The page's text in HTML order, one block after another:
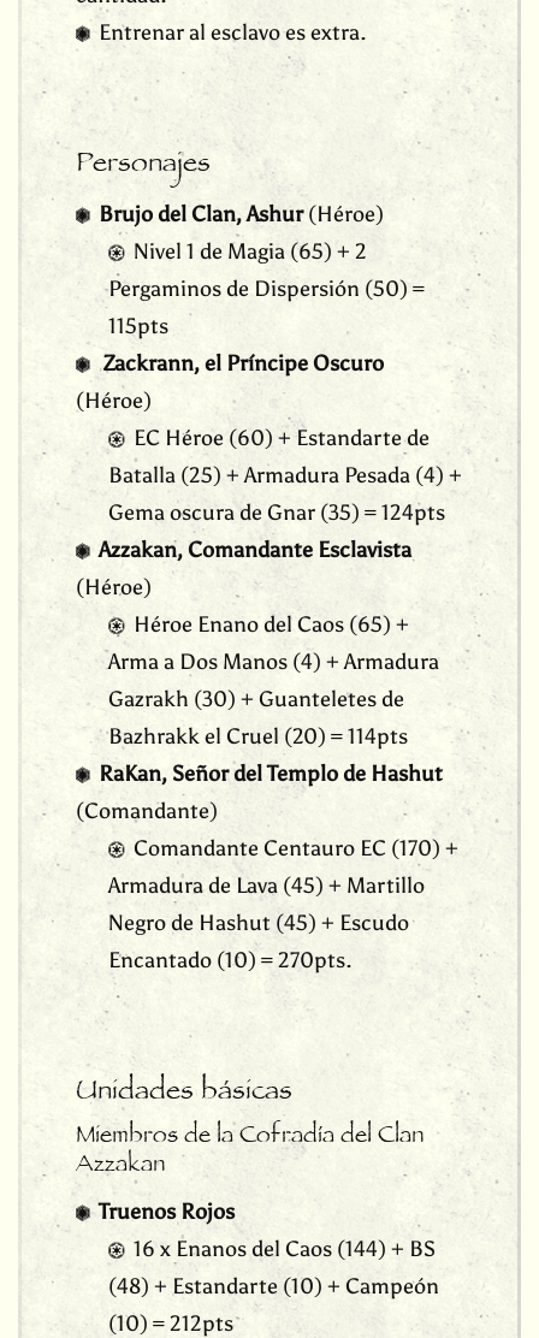
Entrenar al esclavo es extra.
Personajes
Brujo del Clan, Ashur(Héroe)
Nivel 1 de Magia (65) + 2
Pergaminos de Dispersión (50) =
115pts
Zackrann, el Príncipe Oscuro
(Héroe)
EC Héroe (60) + Estandarte de
Batalla (25) + Armadura Pesada (4) +
Gema oscura de Gnar (35) = 124pts
Azzakan, Comandante Esclavista
(Héroe)
Héroe Enano del Caos (65) +
Arma a Dos Manos (4) + Armadura
Gazrakh (30) + Guanteletes de
Bazhrakk el Cruel (20) = 114pts
RaKan, Señor del Templo de Hashut
(Comandante)
Comandante Centauro EC (170) +
Armadura de Lava (45) + Martillo
Negro de Hashut (45) + Escudo
Encantado (10) = 270pts.
Unidades básicas
Miembros de la Cofradía del Clan
Azzakan
Truenos Rojos
16 x Enanos del Caos (144) + BS
(48) + Estandarte (10) + Campeón
(10) = 212pts